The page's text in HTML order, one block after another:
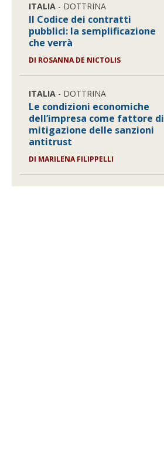
ITALIA - DOTTRINA
Il Codice dei contratti
pubblici: la semplificazione
che verrà
DI ROSANNA DE NICTOLIS
ITALIA - DOTTRINA
Le condizioni economiche
dell’impresa come fattore di
mitigazione delle sanzioni
antitrust
DI MARILENA FILIPPELLI